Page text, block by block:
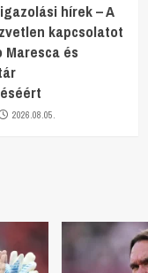
hírek – A
kapcsolatot
Maresca és
2026.08.05.